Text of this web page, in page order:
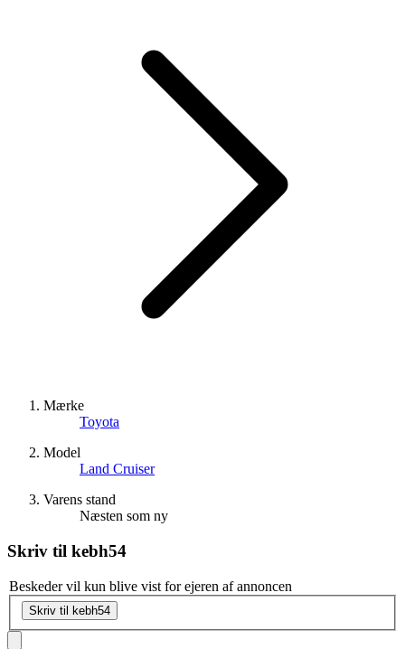
Mærke
Toyota
Model
Land Cruiser
Varens stand
Næsten som ny
Skriv til kebh54
Beskeder vil kun blive vist for ejeren af annoncen
Skriv til kebh54